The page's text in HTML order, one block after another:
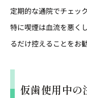
定期的な通院でチェッ
特に喫煙は血流を悪く
るだけ控えることをお
仮歯使用中の